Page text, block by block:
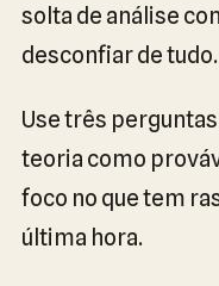
solta de análise
desconfiar de
Use três
teoria como
foco no que tem
última hora.